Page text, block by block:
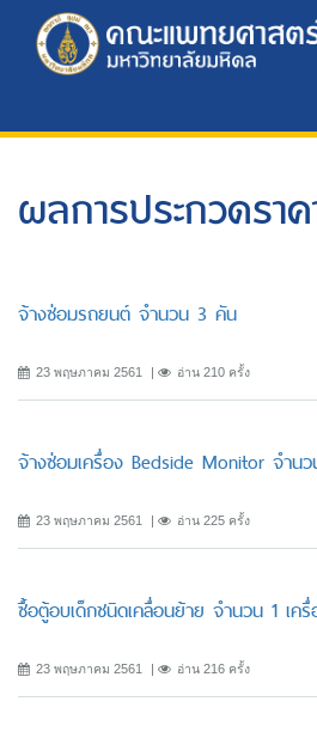
ผลการประกวดรา
จ้างซ่อมรถยนต์ จำนวน 3 คัน
23 พฤษภาคม 2561 อ่าน 210 ครั้ง
จ้างซ่อมเครื่อง Bedside Monitor จำน
23 พฤษภาคม 2561 อ่าน 225 ครั้ง
ซื้อตู้อบเด็กชนิดเคลื่อนย้าย จำนวน 1 เค
23 พฤษภาคม 2561 อ่าน 216 ครั้ง